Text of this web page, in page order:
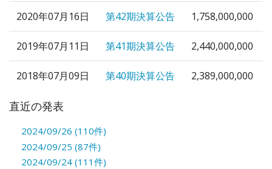
2020年07月16日 第42期決算公告 1,758,000,000
2019年07月11日 第41期決算公告 2,440,000,000
2018年07月09日 第40期決算公告 2,389,000,000
直近の発表
2024/09/26 (110件)
2024/09/25 (87件)
2024/09/24 (111件)